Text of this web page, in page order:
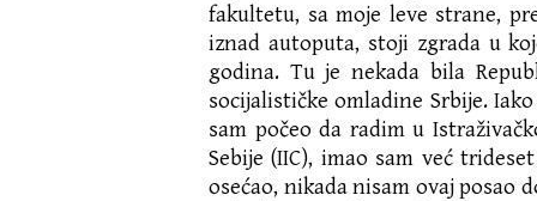
fakultetu, sa moje leve strane,
iznad autoputa, stoji zgrada u
godina. Tu je nekada bila
socijalističke omladine Srbije.
sam počeo da radim u
Sebije (IIC), imao sam već
osećao, nikada nisam ovaj posao